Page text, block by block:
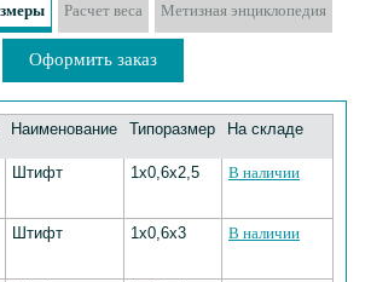
Расчет веса Метизная энциклопедия
Оформить заказ
Наименование Типоразмер На складе
Штифт 1х0,6х2,5 В наличии
Штифт 1х0,6х3 В наличии